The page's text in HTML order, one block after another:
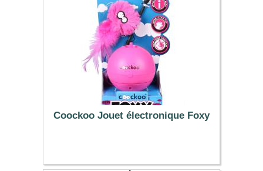
Coockoo Jouet électronique Foxy
19.99 €